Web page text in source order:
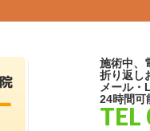
施術中、
折り返し
メール・
24時間可